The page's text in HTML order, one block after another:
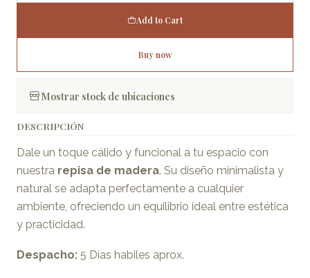
Add to Cart
Buy now
Mostrar stock de ubicaciones
DESCRIPCIÓN
Dale un toque cálido y funcional a tu espacio con
nuestra repisa de madera. Su diseño minimalista y
natural se adapta perfectamente a cualquier
ambiente, ofreciendo un equilibrio ideal entre estética
y practicidad.
Despacho: 5 Días habiles aprox.